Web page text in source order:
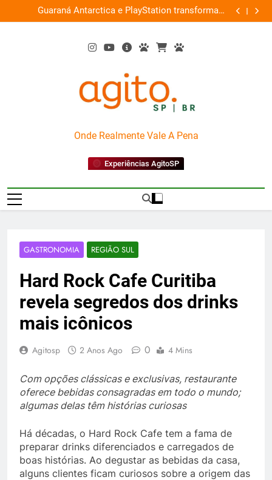
to
Guaraná Antarctica e PlayStation transformam
shopping em arena gamer gratuita
Busch
AgitoSP
Onde Realmente Vale A Pena
Experiências AgitoSP
GASTRONOMIA REGIÃO SUL
Hard Rock Cafe Curitiba
revela segredos dos drinks
mais icônicos
Agitosp 2 Anos Ago 0 4 Mins
Com opções clássicas e exclusivas, restaurante
oferece bebidas consagradas em todo o mundo;
algumas delas têm histórias curiosas
Há décadas, o Hard Rock Cafe tem a fama de
preparar drinks diferenciados e carregados de
boas histórias. Ao degustar as bebidas da casa,
alguns clientes ficam curiosos sobre a origem das